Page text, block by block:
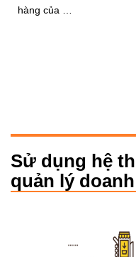
hàng của …
Sử dụng hệ
quản lý